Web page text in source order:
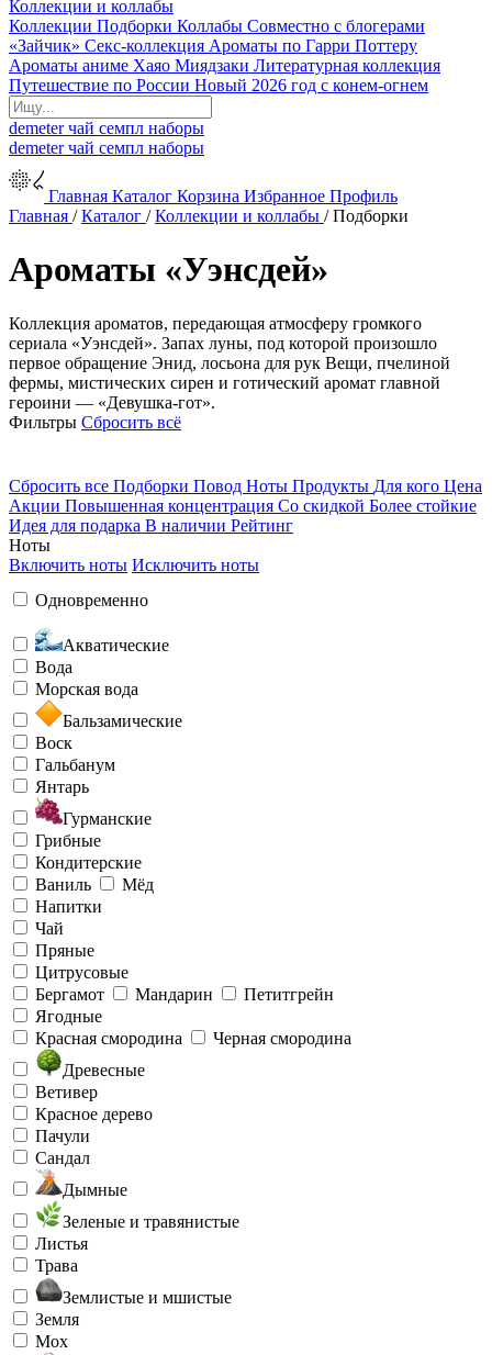
Коллекции и коллабы
Коллекции Подборки Коллабы Совместно с блогерами
«Зайчик» Секс-коллекция Ароматы по Гарри Поттеру
Ароматы аниме Хаяо Миядзаки Литературная коллекция
Путешествие по России Новый 2026 год с конем-огнем
demeterчай семпл наборы
demeterчай семпл наборы
Главная Каталог Корзина Избранное Профиль
Главная /Каталог /Коллекции и коллабы /Подборки
Ароматы «Уэнсдей»
Коллекция ароматов, передающая атмосферу громкого
сериала «Уэнсдей». Запах луны, под которой произошло
первое обращение Энид, лосьона для рук Вещи, пчелиной
фермы, мистических сирен и готический аромат главной
героини — «Девушка-гот».
Фильтры Сбросить всё
Сбросить все Подборки Повод Ноты Продукты Для кого Цена
Акции Повышенная концентрация Со скидкой Более стойкие
Идея для подарка В наличии Рейтинг
Ноты
Включить ноты Исключить ноты
Одновременно
Акватические
Вода
Морская вода
Бальзамические
Воск
Гальбанум
Янтарь
Гурманские
Грибные
Кондитерские
Ваниль
Мёд
Напитки
Чай
Пряные
Цитрусовые
Бергамот
Мандарин
Петитгрейн
Ягодные
Красная смородина
Черная смородина
Древесные
Ветивер
Красное дерево
Пачули
Сандал
Дымные
Зеленые и травянистые
Листья
Трава
Землистые и мшистые
Земля
Мох